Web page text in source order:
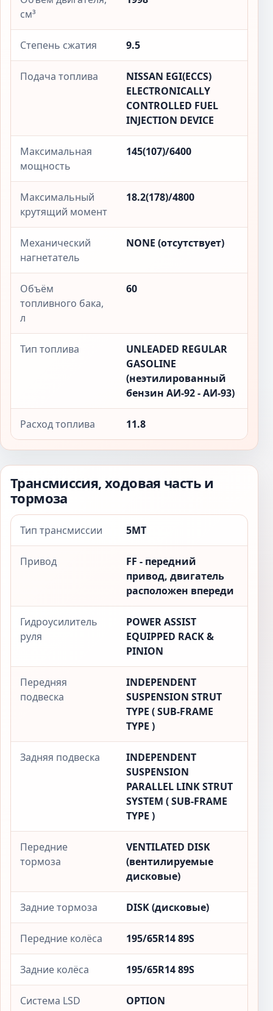
см³
Степень сжатия 9.5
Подача топлива
NISSAN EGI(ECCS)
ELECTRONICALLY
CONTROLLED FUEL
INJECTION DEVICE
Максимальная
мощность
145(107)/6400
Максимальный
крутящий момент
18.2(178)/4800
Механический
нагнетатель
NONE (отсутствует)
Объём
топливного бака,
л
60
Тип топлива
UNLEADED REGULAR
GASOLINE
(неэтилированный
бензин АИ-92 - АИ-93)
Расход топлива 11.8
Трансмиссия, ходовая часть и
тормоза
Тип трансмиссии 5MT
Привод
FF - передний
привод, двигатель
расположен впереди
Гидроусилитель
руля
POWER ASSIST
EQUIPPED RACK &
PINION
Передняя
подвеска
INDEPENDENT
SUSPENSION STRUT
TYPE ( SUB-FRAME
TYPE )
Задняя подвеска
INDEPENDENT
SUSPENSION
PARALLEL LINK STRUT
SYSTEM ( SUB-FRAME
TYPE )
Передние
тормоза
VENTILATED DISK
(вентилируемые
дисковые)
Задние тормоза DISK (дисковые)
Передние колёса 195/65R14 89S
Задние колёса 195/65R14 89S
Система LSD
OPTION